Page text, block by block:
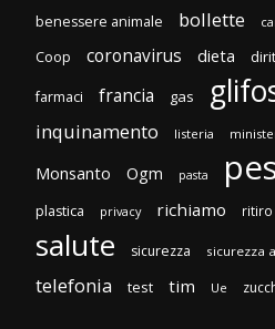
benessere animale bollette
Coop coronavirus dieta
farmaci francia gas
inquinamento listeria
Monsanto Ogm pasta
plastica privacy richiamo ritiro
salute sicurezza sicurezza
telefonia test tim Ue